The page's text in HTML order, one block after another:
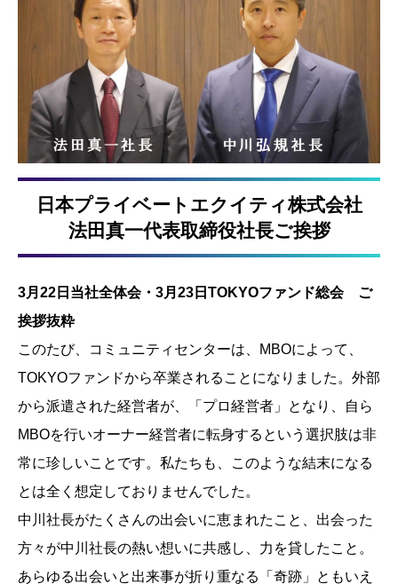
日本プライベートエクイティ株式会社
法田真一代表取締役社長ご挨拶
3月22日当社全体会・3月23日TOKYOファンド総会 ご
挨拶抜粋
このたび、コミュニティセンターは、MBOによって、
TOKYOファンドから卒業されることになりました。外部
から派遣された経営者が、「プロ経営者」となり、自ら
MBOを行いオーナー経営者に転身するという選択肢は非
常に珍しいことです。私たちも、このような結末になる
とは全く想定しておりませんでした。
中川社長がたくさんの出会いに恵まれたこと、出会った
方々が中川社長の熱い想いに共感し、力を貸したこと。
あらゆる出会いと出来事が折り重なる「奇跡」ともいえ